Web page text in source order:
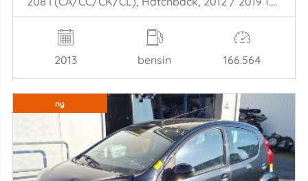
2013 bensin 166.564
ny